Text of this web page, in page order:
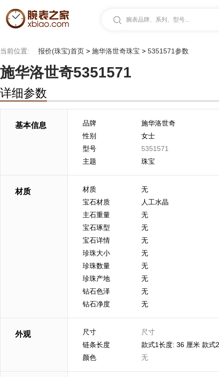
腕表品牌、系列、型号...
当前位置: 报价(珠宝)首页 > 施华洛世奇珠宝 > 5351571参数
施华洛世奇5351571
详细参数
基本信息 品牌
施华洛世奇
性别
女士
型号
5351571
主题
珠宝
材质 材质
无
宝石材质
人工水晶
主石重量
无
宝石琢型
无
宝石详情
无
珍珠大小
无
珍珠数量
无
珍珠产地
无
钻石色泽
无
钻石净度
无
外观 尺寸
尺寸
链条长度
款式1长度: 36 厘米 款式
颜色
无